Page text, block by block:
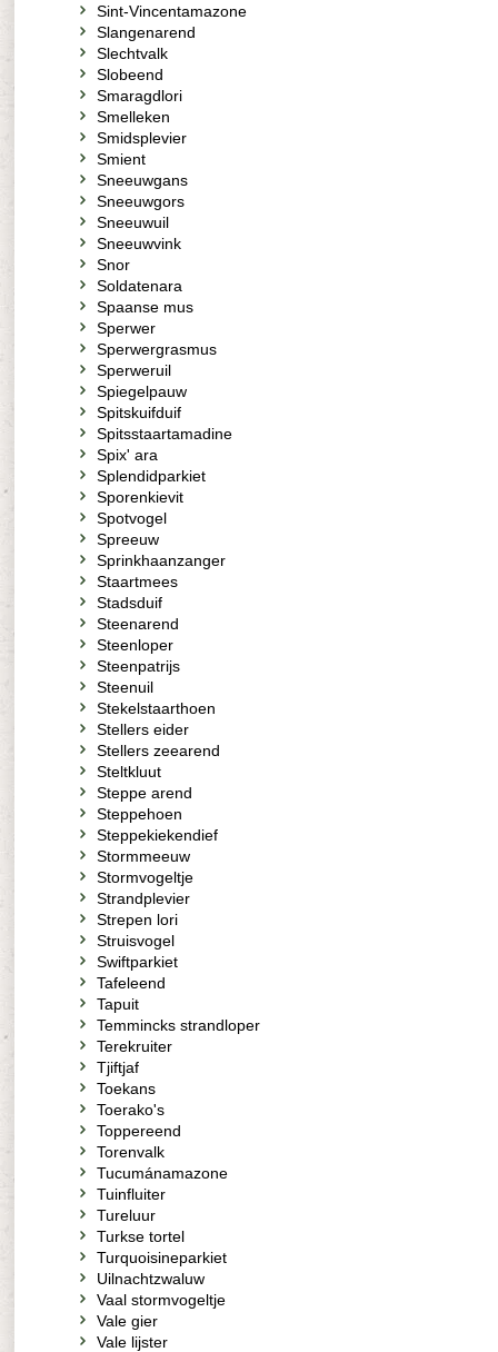
Sint-Vincentamazone
Slangenarend
Slechtvalk
Slobeend
Smaragdlori
Smelleken
Smidsplevier
Smient
Sneeuwgans
Sneeuwgors
Sneeuwuil
Sneeuwvink
Snor
Soldatenara
Spaanse mus
Sperwer
Sperwergrasmus
Sperweruil
Spiegelpauw
Spitskuifduif
Spitsstaartamadine
Spix' ara
Splendidparkiet
Sporenkievit
Spotvogel
Spreeuw
Sprinkhaanzanger
Staartmees
Stadsduif
Steenarend
Steenloper
Steenpatrijs
Steenuil
Stekelstaarthoen
Stellers eider
Stellers zeearend
Steltkluut
Steppe arend
Steppehoen
Steppekiekendief
Stormmeeuw
Stormvogeltje
Strandplevier
Strepen lori
Struisvogel
Swiftparkiet
Tafeleend
Tapuit
Temmincks strandloper
Terekruiter
Tjiftjaf
Toekans
Toerako's
Toppereend
Torenvalk
Tucumánamazone
Tuinfluiter
Tureluur
Turkse tortel
Turquoisineparkiet
Uilnachtzwaluw
Vaal stormvogeltje
Vale gier
Vale lijster